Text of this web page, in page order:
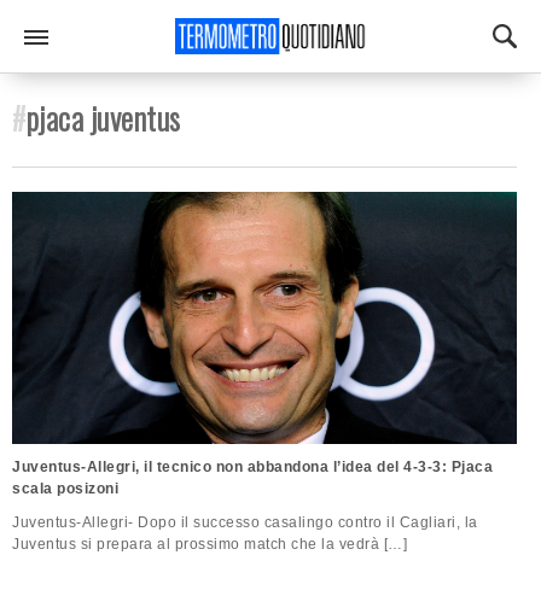
#pjaca juventus
Juventus-Allegri, il tecnico non abbandona l’idea del 4-3-3: Pjaca
scala posizoni
Juventus-Allegri- Dopo il successo casalingo contro il Cagliari, la
Juventus si prepara al prossimo match che la vedrà […]